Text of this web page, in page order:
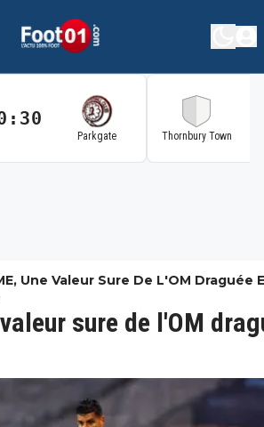
Parkgate Thornbury Town
Une Valeur Sure De L'OM Draguée
sure de l'OM